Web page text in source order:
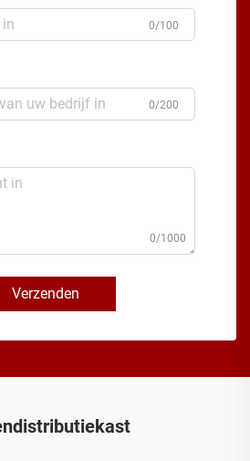
0/100
0/200
0/1000
Verzenden